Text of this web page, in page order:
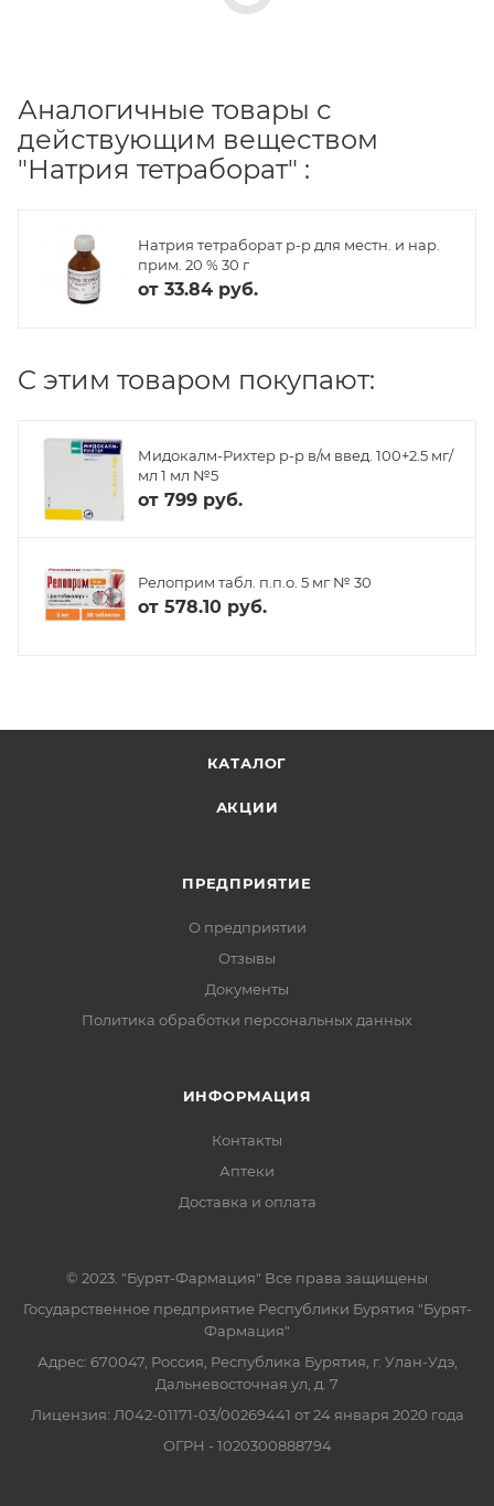
Аналогичные товары с
действующим веществом
"Натрия тетраборат" :
Натрия тетраборат р-р для местн. и нар.
прим. 20 % 30 г
от 33.84 руб.
C этим товаром покупают:
Мидокалм-Рихтер р-р в/м введ. 100+2.5 мг/
мл 1 мл №5
от 799 руб.
Релоприм табл. п.п.о. 5 мг № 30
от 578.10 руб.
КАТАЛОГ
АКЦИИ
ПРЕДПРИЯТИЕ
О предприятии
Отзывы
Документы
Политика обработки персональных данных
ИНФОРМАЦИЯ
Контакты
Аптеки
Доставка и оплата
© 2023. "Бурят-Фармация" Все права защищены
Государственное предприятие Республики Бурятия "Бурят-
Фармация"
Адрес: 670047, Россия, Республика Бурятия, г. Улан-Удэ,
Дальневосточная ул, д. 7
Лицензия: Л042-01171-03/00269441 от 24 января 2020 года
ОГРН - 1020300888794